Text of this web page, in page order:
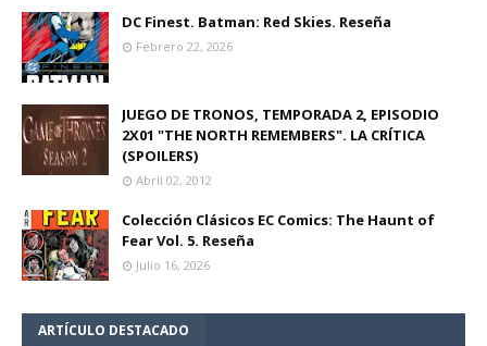
DC Finest. Batman: Red Skies. Reseña
Febrero 22, 2026
JUEGO DE TRONOS, TEMPORADA 2, EPISODIO
2X01 "THE NORTH REMEMBERS". LA CRÍTICA
(SPOILERS)
Abril 02, 2012
Colección Clásicos EC Comics: The Haunt of
Fear Vol. 5. Reseña
Julio 16, 2026
ARTÍCULO DESTACADO